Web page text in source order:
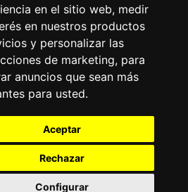
en el sitio web, medir
en nuestros productos
y personalizar las
de marketing, para
anuncios que sean más
para usted.
Aceptar
Rechazar
Configurar